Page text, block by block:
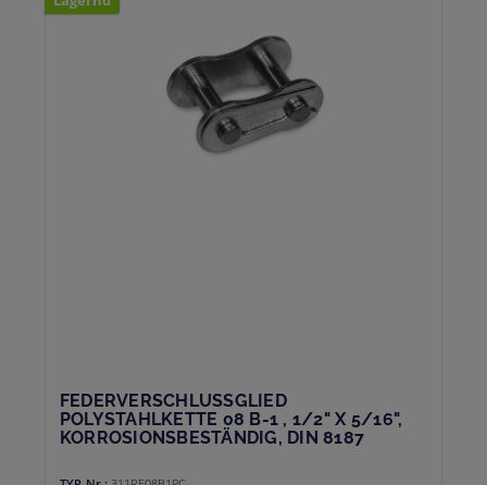
FEDERVERSCHLUSSGLIED P
OLYSTAHLKETTE 08 B-1 , 1/2" X 5/16", K
ORROSIONSBESTÄNDIG, DIN 8187